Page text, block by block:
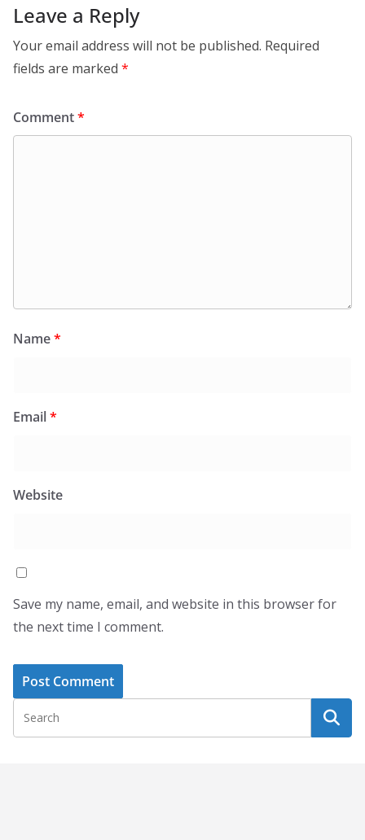
Leave a Reply
Your email address will not be published. Required
fields are marked *
Comment*
Name*
Email*
Website
Save my name, email, and website in this browser for
the next time I comment.